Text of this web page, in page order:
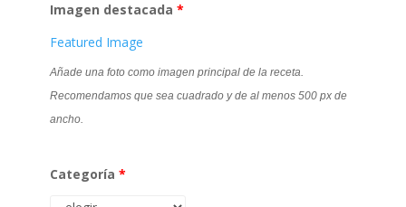
Imagen destacada *
Featured Image
Añade una foto como imagen principal de la receta.
Recomendamos que sea cuadrado y de al menos 500 px de
ancho.
Categoría *